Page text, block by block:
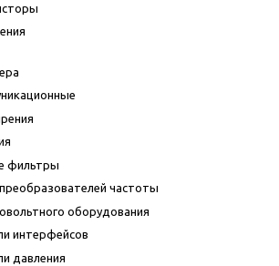
фильтры
частоты
оборудования
интерфейсов
давления